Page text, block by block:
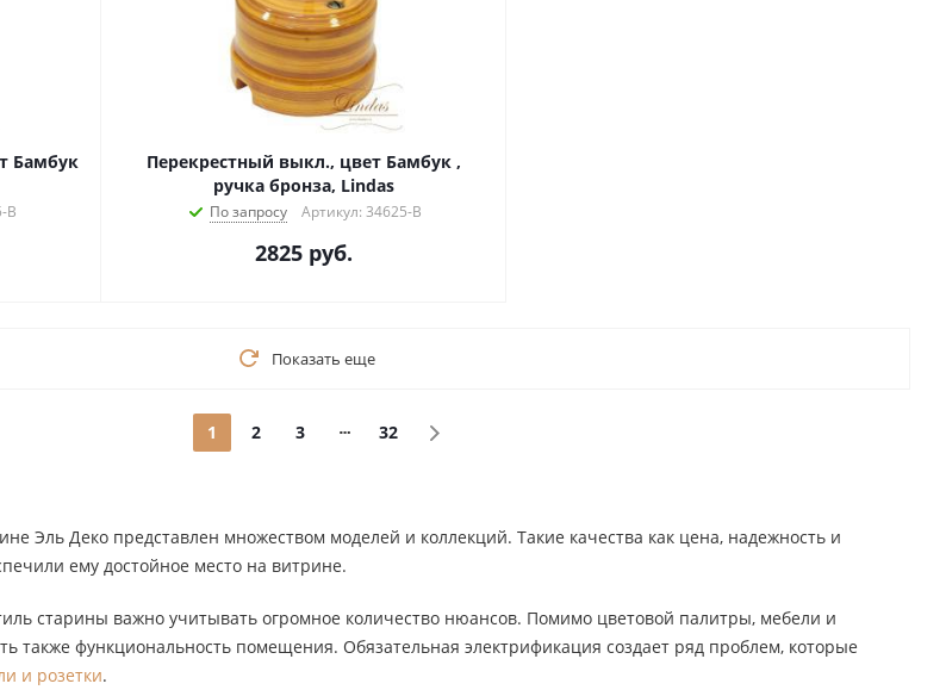
Бамбук
B
Перекрестный выкл., цвет Бамбук ,
ручка бронза, Lindas
По запросу Артикул: 34625-B
2825 руб.
Показать еще
1 2 3 32
Эль Деко представлен множеством моделей и коллекций. Такие качества как цена, надежность и
ему достойное место на витрине.
старины важно учитывать огромное количество нюансов. Помимо цветовой палитры, мебели и
также функциональность помещения. Обязательная электрификация создает ряд проблем, которые
и розетки.